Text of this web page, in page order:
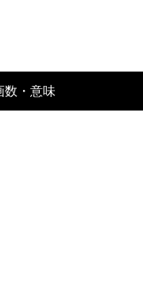
数・意味